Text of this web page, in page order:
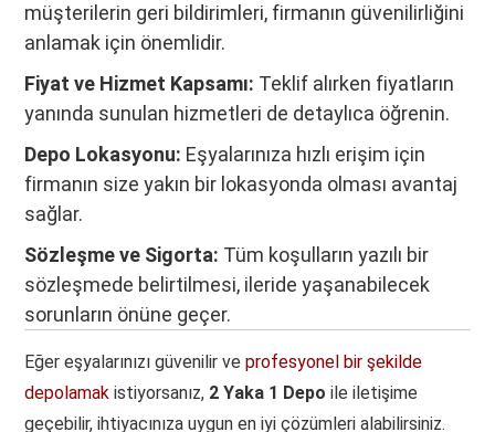
müşterilerin geri bildirimleri, firmanın güvenilirliğini
anlamak için önemlidir.
Fiyat ve Hizmet Kapsamı: Teklif alırken fiyatların
yanında sunulan hizmetleri de detaylıca öğrenin.
Depo Lokasyonu: Eşyalarınıza hızlı erişim için
firmanın size yakın bir lokasyonda olması avantaj
sağlar.
Sözleşme ve Sigorta: Tüm koşulların yazılı bir
sözleşmede belirtilmesi, ileride yaşanabilecek
sorunların önüne geçer.
Eğer eşyalarınızı güvenilir ve profesyonel bir şekilde
depolamak istiyorsanız, 2 Yaka 1 Depo ile iletişime
geçebilir, ihtiyacınıza uygun en iyi çözümleri alabilirsiniz.